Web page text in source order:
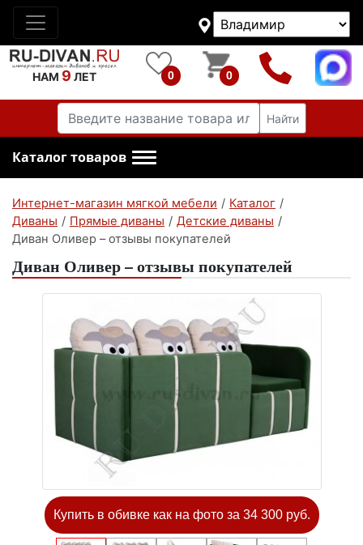
НАМ 9 ЛЕТ 0 0
Найти
Каталог товаров
Интернет-магазин мягкой мебели / Каталог /
Диваны / Прямые диваны / Детские диваны /
Диван Оливер – отзывы покупателей
Диван Оливер – отзывы покупателей
Купить в обивке как на фото за 34 300 руб.